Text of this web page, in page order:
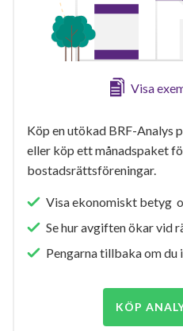
Visa
Köp en utökad BRF-Analys
eller köp ett månadspaket
bostadsrättsföreningar.
Visa ekonomiskt betyg
Se hur avgiften ökar vid
Pengarna tillbaka om du
KÖP